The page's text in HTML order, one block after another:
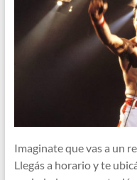
Imaginate que vas a un
Llegás a horario y te